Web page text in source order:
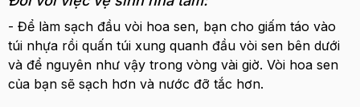
- Để làm sạch đầu vòi hoa sen, bạn cho giấm táo vào
túi nhựa rồi quấn túi xung quanh đầu vòi sen bên dưới
và để nguyên như vậy trong vòng vài giờ. Vòi hoa sen
của bạn sẽ sạch hơn và nước đỡ tắc hơn.